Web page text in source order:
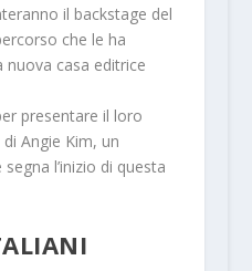
il backstage del
che le ha
casa editrice
presentare il loro
di Angie Kim, un
l’inizio di questa